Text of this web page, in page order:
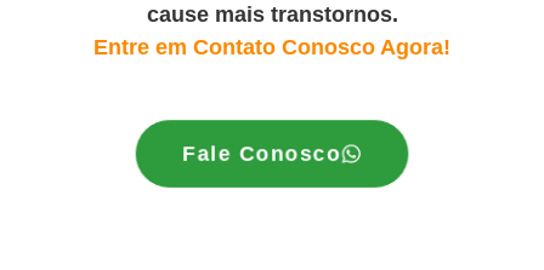
cause mais transtornos.
Entre em Contato Conosco Agora!
Fale Conosco